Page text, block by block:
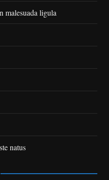
malesuada ligula
natus